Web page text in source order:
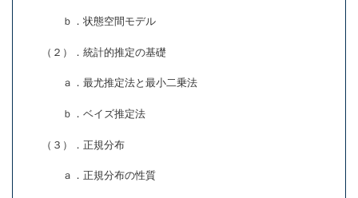
ｂ．状態空間モデル
（２）．統計的推定の基礎
ａ．最尤推定法と最小二乗法
ｂ．ベイズ推定法
（３）．正規分布
ａ．正規分布の性質